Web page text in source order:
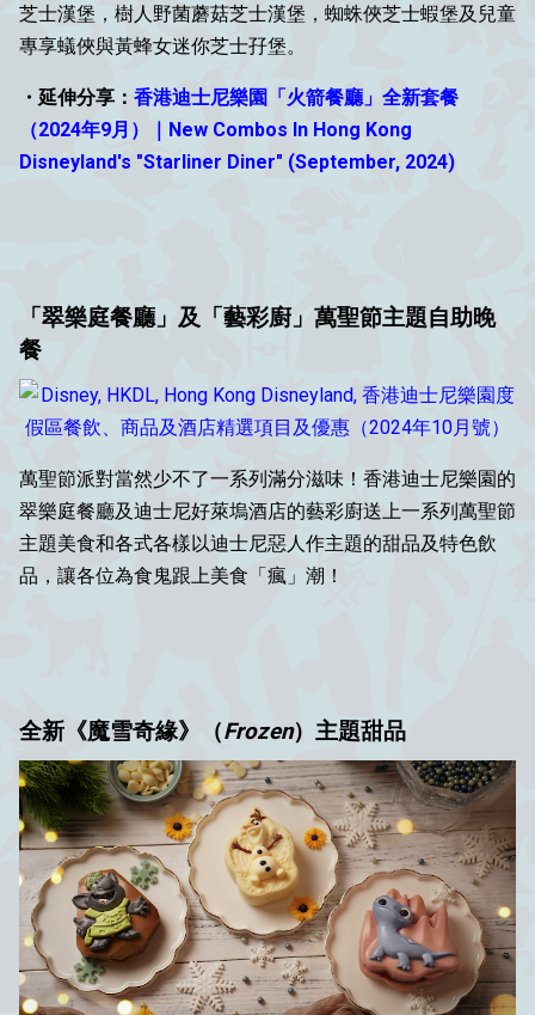
芝士漢堡，樹人野菌蘑菇芝士漢堡，蜘蛛俠芝士蝦堡及兒童
專享蟻俠與黃蜂女迷你芝士孖堡。
・延伸分享： 香港迪士尼樂園「火箭餐廳」全新套餐
（2024年9月）｜New Combos In Hong Kong
Disneyland's "Starliner Diner" (September, 2024)
「翠樂庭餐廳」及「藝彩廚」萬聖節主題自助晚
餐
萬聖節派對當然少不了一系列滿分滋味！香港迪士尼樂園的
翠樂庭餐廳及迪士尼好萊塢酒店的藝彩廚送上一系列萬聖節
主題美食和各式各樣以迪士尼惡人作主題的甜品及特色飲
品，讓各位為食鬼跟上美食「瘋」潮！
全新《魔雪奇緣》（Frozen）主題甜品